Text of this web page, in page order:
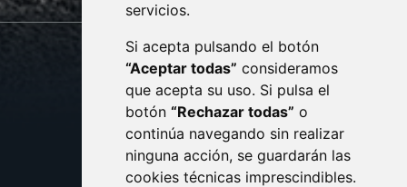
servicios.
Si acepta pulsando el botón
“Aceptar todas” consideramos
que acepta su uso. Si pulsa el
botón “Rechazar todas” o
continúa navegando sin realizar
ninguna acción, se guardarán las
cookies técnicas imprescindibles.
CONTACTO
AVISO LEGAL
PROTECCIÓN DE DATOS
POLÍTICA DE COOKIES
ACCESIBILIDAD
ENLACE EXTERNO AL